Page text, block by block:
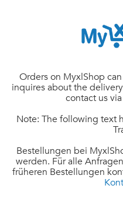
Orders on MyxlShop
inquires about the
contact us
Note: The following text
Bestellungen bei
werden. Für alle
früheren Bestellungen